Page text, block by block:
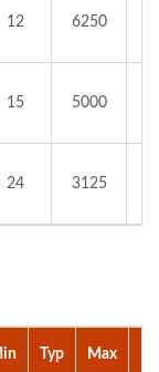
12 6250
15 5000
24 3125
Typ Max